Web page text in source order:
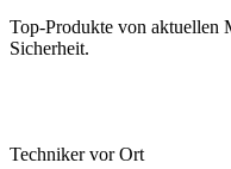
Top-Produkte von aktuellen
Sicherheit.
Techniker vor Ort